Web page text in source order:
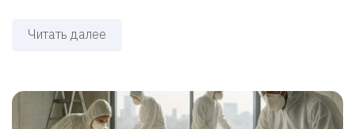
Читать далее